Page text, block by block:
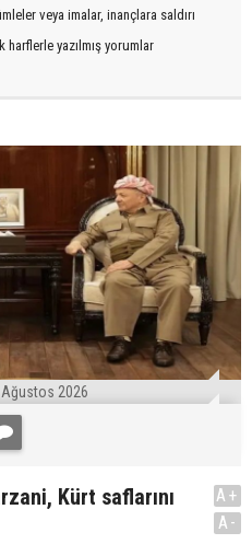
veya imalar, inançlara saldırı
yazılmış yorumlar
2026
Kürt saflarını
A+
A-